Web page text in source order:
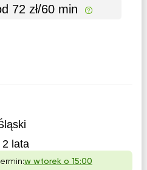
72 zł/60 min
2 lata
w wtorek o 15:00